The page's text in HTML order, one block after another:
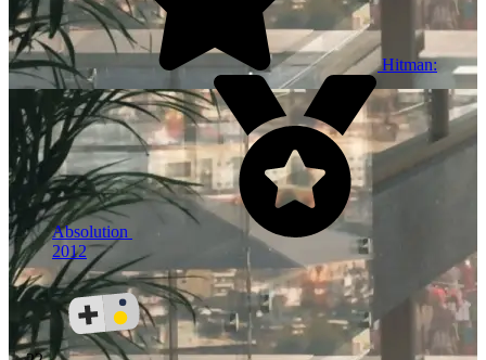
Hitman:
Absolution
2012